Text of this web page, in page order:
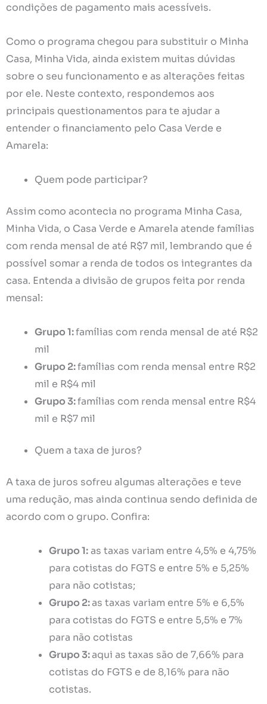
condições de pagamento mais acessíveis.
Como o programa chegou para substituir o Minha
Casa, Minha Vida, ainda existem muitas dúvidas
sobre o seu funcionamento e as alterações feitas
por ele. Neste contexto, respondemos aos
principais questionamentos para te ajudar a
entender o financiamento pelo Casa Verde e
Amarela:
Quem pode participar?
Assim como acontecia no programa Minha Casa,
Minha Vida, o Casa Verde e Amarela atende famílias
com renda mensal de até R$7 mil, lembrando que é
possível somar a renda de todos os integrantes da
casa. Entenda a divisão de grupos feita por renda
mensal:
Grupo 1:famílias com renda mensal de até R$2
mil
Grupo 2:famílias com renda mensal entre R$2
mil e R$4 mil
Grupo 3:famílias com renda mensal entre R$4
mil e R$7 mil
Quem a taxa de juros?
A taxa de juros sofreu algumas alterações e teve
uma redução, mas ainda continua sendo definida de
acordo com o grupo. Confira:
Grupo 1:as taxas variam entre 4,5% e 4,75%
para cotistas do FGTS e entre 5% e 5,25%
para não cotistas;
Grupo 2:as taxas variam entre 5% e 6,5%
para cotistas do FGTS e entre 5,5% e 7%
para não cotistas
Grupo 3:aqui as taxas são de 7,66% para
cotistas do FGTS e de 8,16% para não
cotistas.